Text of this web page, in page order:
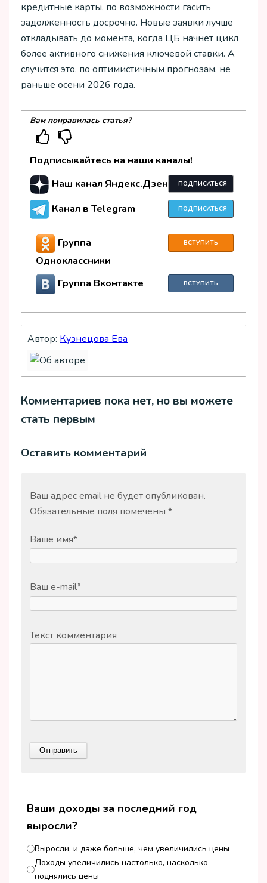
кредитные карты, по возможности гасить
задолженность досрочно. Новые заявки лучше
откладывать до момента, когда ЦБ начнет цикл
более активного снижения ключевой ставки. А
случится это, по оптимистичным прогнозам, не
раньше осени 2026 года.
Вам понравилась статья?
Подписывайтесь на наши каналы!
Наш канал Яндекс.Дзен
ПОДПИСАТЬСЯ
Канал в Telegram ПОДПИСАТЬСЯ
Группа
Одноклассники
ВСТУПИТЬ
Группа Вконтакте ВСТУПИТЬ
Автор: Кузнецова Ева
Комментариев пока нет, но вы можете
стать первым
Оставить комментарий
Ваш адрес email не будет опубликован.
Обязательные поля помечены *
Ваше имя*
Ваш e-mail*
Текст комментария
Ваши доходы за последний год
выросли?
Выросли, и даже больше, чем увеличились цены
Доходы увеличились настолько, насколько
поднялись цены